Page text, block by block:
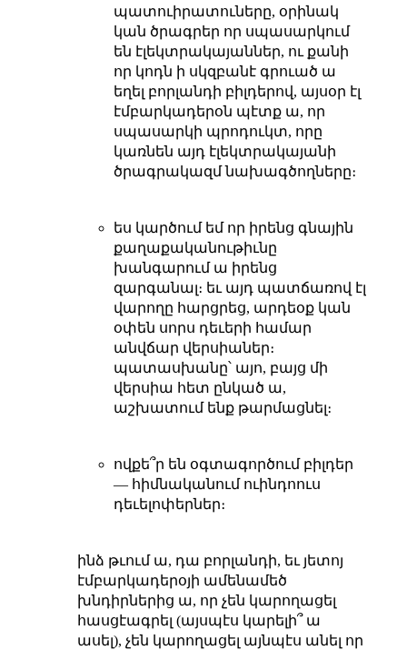
պատուիրատուները, օրինակ
կան ծրագրեր որ սպասարկում
են էլեկտրակայաններ, ու քանի
որ կոդն ի սկզբանէ գրուած ա
եղել բորլանդի բիլդերով, այսօր էլ
էմբարկադերօն պէտք ա, որ
սպասարկի պրոդուկտ, որը
կառնեն այդ էլեկտրակայանի
ծրագրակազմ նախագծողները։
ես կարծում եմ որ իրենց գնային
քաղաքականութիւնը
խանգարում ա իրենց
զարգանալ։ եւ այդ պատճառով էլ
վարողը հարցրեց, արդեօք կան
օփեն սորս դեւերի համար
անվճար վերսիաներ։
պատասխանը՝ այո, բայց մի
վերսիա հետ ընկած ա,
աշխատում ենք թարմացնել։
ովքե՞ր են օգտագործում բիլդեր
— հիմնականում ուինդոուս
դեւելոփերներ։
ինձ թւում ա, դա բորլանդի, եւ յետոյ
էմբարկադերօյի ամենամեծ
խնդիրներից ա, որ չեն կարողացել
հասցէագրել (այսպէս կարելի՞ ա
ասել), չեն կարողացել այնպէս անել որ